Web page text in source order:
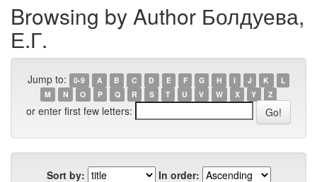
Browsing by Author Болдуева,
Е.Г.
Jump to: 0-9 A B C D E F G H I J K
L
M
N O P Q R S T U V W X Y Z
or enter first few letters:
Sort by:
In order: